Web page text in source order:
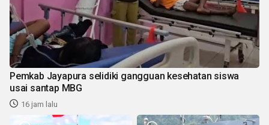
Pemkab Jayapura selidiki gangguan kesehatan siswa
usai santap MBG
16 jam lalu